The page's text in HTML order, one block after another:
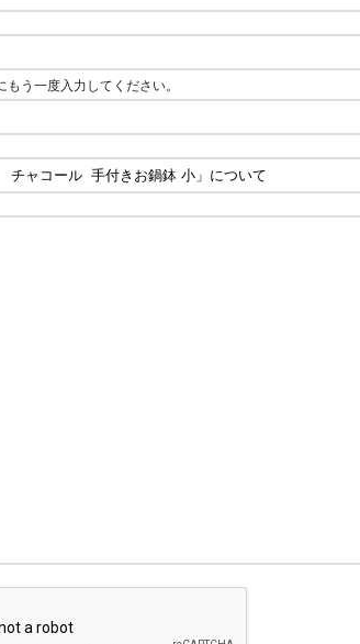
う一度入力してください。